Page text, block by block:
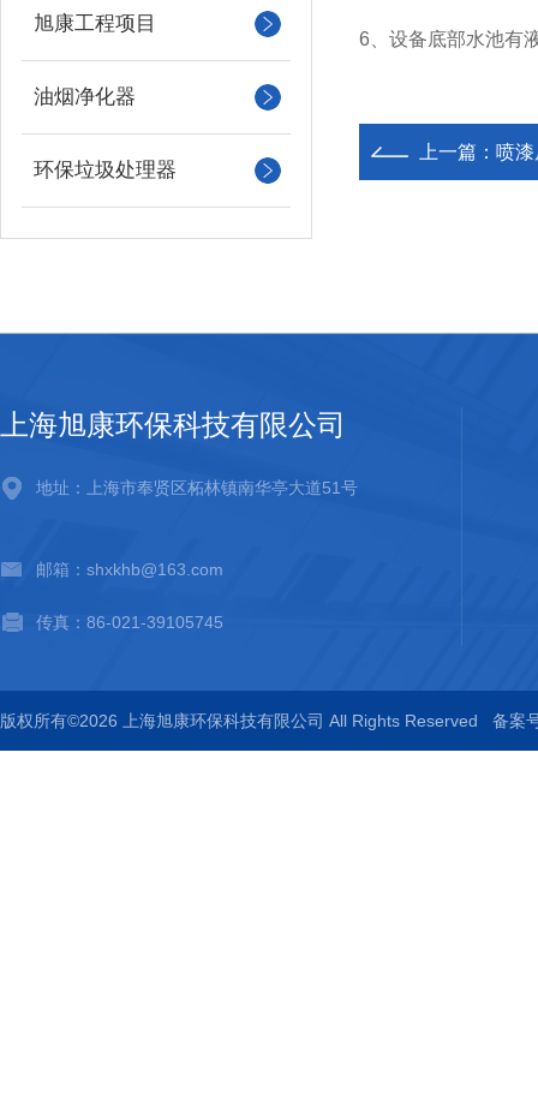
旭康工程项目
油烟净化器
环保垃圾处理器
6、设备底部水池有
上一篇： 喷
上海旭康环保科技有限公司
地址：上海市奉贤区柘林镇南华亭大道51号
邮箱：shxkhb@163.com
传真：86-021-39105745
版权所有©2026 上海旭康环保科技有限公司 All Rights Reserved 备案